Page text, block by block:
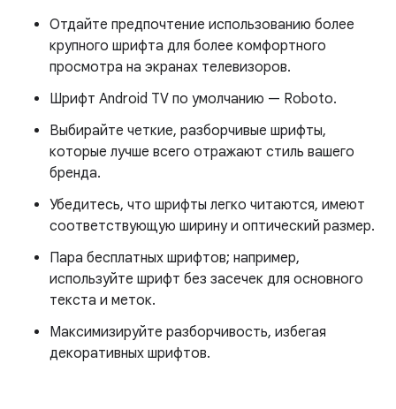
Отдайте предпочтение использованию более
крупного шрифта для более комфортного
просмотра на экранах телевизоров.
Шрифт Android TV по умолчанию — Roboto.
Выбирайте четкие, разборчивые шрифты,
которые лучше всего отражают стиль вашего
бренда.
Убедитесь, что шрифты легко читаются, имеют
соответствующую ширину и оптический размер.
Пара бесплатных шрифтов; например,
используйте шрифт без засечек для основного
текста и меток.
Максимизируйте разборчивость, избегая
декоративных шрифтов.